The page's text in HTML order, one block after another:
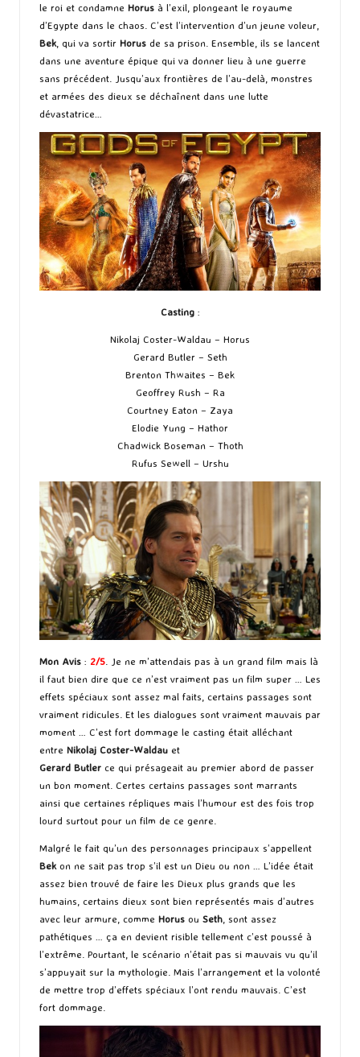
le roi et condamne Horus à l’exil, plongeant le royaume
d’Egypte dans le chaos. C’est l’intervention d’un jeune voleur,
Bek, qui va sortir Horus de sa prison. Ensemble, ils se lancent
dans une aventure épique qui va donner lieu à une guerre
sans précédent. Jusqu’aux frontières de l’au-delà, monstres
et armées des dieux se déchaînent dans une lutte
dévastatrice…
Casting:
Nikolaj Coster-Waldau – Horus
Gerard Butler – Seth
Brenton Thwaites – Bek
Geoffrey Rush – Ra
Courtney Eaton – Zaya
Elodie Yung – Hathor
Chadwick Boseman – Thoth
Rufus Sewell – Urshu
Mon Avis : 2/5 . Je ne m’attendais pas à un grand film mais là
il faut bien dire que ce n’est vraiment pas un film super … Les
effets spéciaux sont assez mal faits, certains passages sont
vraiment ridicules. Et les dialogues sont vraiment mauvais par
moment … C’est fort dommage le casting était alléchant
entre Nikolaj Coster-Waldau et
Gerard Butler ce qui présageait au premier abord de passer
un bon moment. Certes certains passages sont marrants
ainsi que certaines répliques mais l’humour est des fois trop
lourd surtout pour un film de ce genre.
Malgré le fait qu’un des personnages principaux s’appellent
Bek on ne sait pas trop s’il est un Dieu ou non … L’idée était
assez bien trouvé de faire les Dieux plus grands que les
humains, certains dieux sont bien représentés mais d’autres
avec leur armure, comme Horus ou Seth , sont assez
pathétiques … ça en devient risible tellement c’est poussé à
l’extrême. Pourtant, le scénario n’était pas si mauvais vu qu’il
s’appuyait sur la mythologie. Mais l’arrangement et la volonté
de mettre trop d’effets spéciaux l’ont rendu mauvais. C’est
fort dommage.